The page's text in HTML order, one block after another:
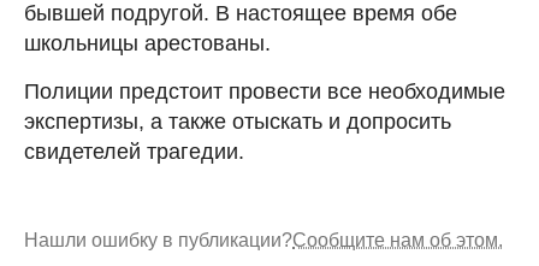
бывшей подругой. В настоящее время обе
школьницы арестованы.
Полиции предстоит провести все необходимые
экспертизы, а также отыскать и допросить
свидетелей трагедии.
Нашли ошибку в публикации?Сообщите нам об этом.